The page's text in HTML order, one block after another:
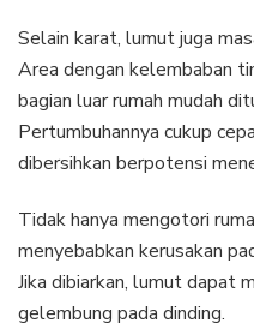
Selain karat, lumut juga
Area dengan kelembaban
bagian luar rumah mudah
Pertumbuhannya cukup
dibersihkan berpotensi
Tidak hanya mengotori
menyebabkan kerusakan
Jika dibiarkan, lumut dapat
gelembung pada dinding.